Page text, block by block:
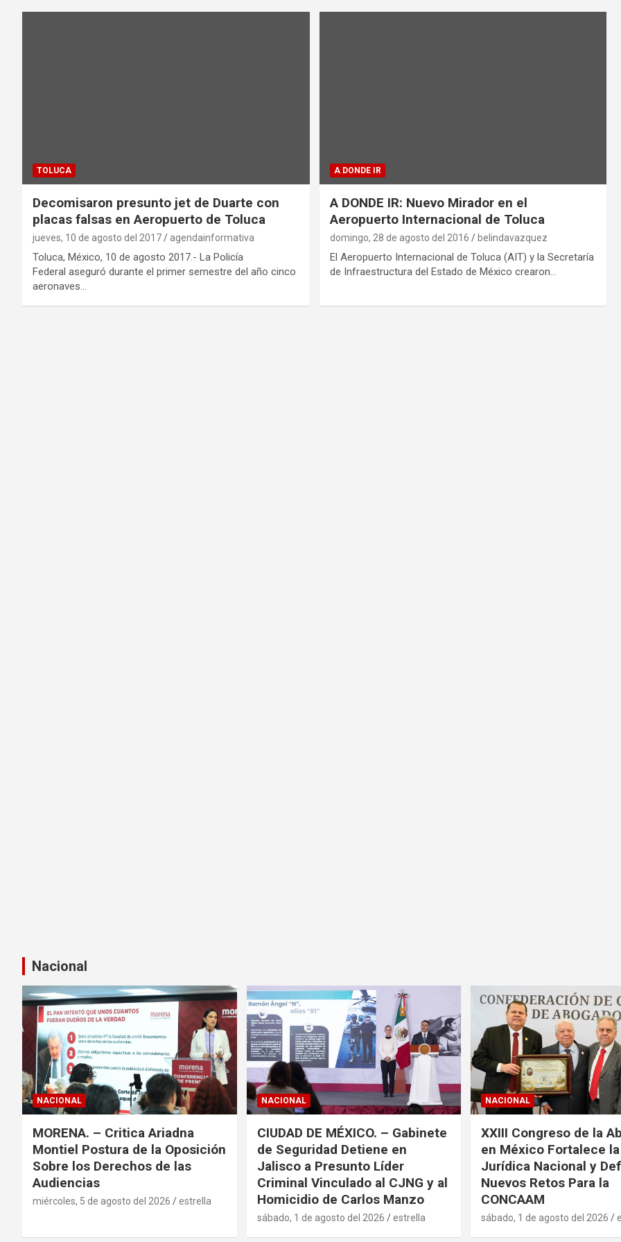
TOLUCA
Decomisaron presunto jet de Duarte con
placas falsas en Aeropuerto de Toluca
jueves, 10 de agosto del 2017 agendainformativa
Toluca, México, 10 de agosto 2017.- La Policía
Federal aseguró durante el primer semestre del año cinco
aeronaves…
A DONDE IR
A DONDE IR: Nuevo Mirador en el
Aeropuerto Internacional de Toluca
domingo, 28 de agosto del 2016 belindavazquez
El Aeropuerto Internacional de Toluca (AIT) y la Secretaría
de Infraestructura del Estado de México crearon…
Nacional
NACIONAL
MORENA. – Critica Ariadna
Montiel Postura de la Oposición
Sobre los Derechos de las
Audiencias
miércoles, 5 de agosto del 2026 estrella
NACIONAL
CIUDAD DE MÉXICO. – Gabinete
de Seguridad Detiene en
Jalisco a Presunto Líder
Criminal Vinculado al CJNG y al
Homicidio de Carlos Manzo
sábado, 1 de agosto del 2026 estrella
NACIONAL
XXIII Congreso de la
en México Fortalece
Jurídica Nacional y
Nuevos Retos Para la
CONCAAM
sábado, 1 de agosto del 2026